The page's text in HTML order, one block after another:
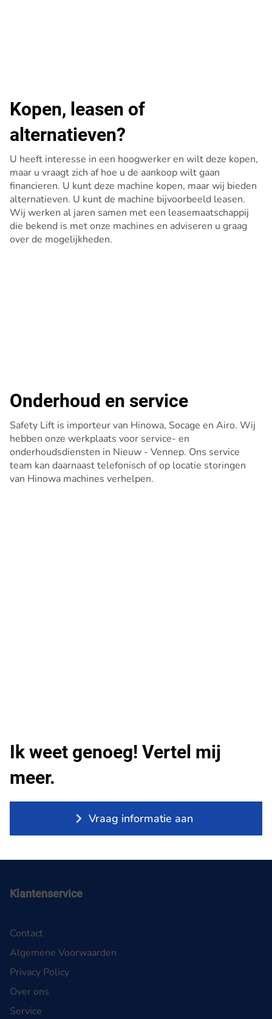
Onderhoud en service
Safety Lift is importeur van Hinowa, Socage en Airo. Wij
hebben onze werkplaats voor service- en
onderhoudsdiensten in Nieuw - Vennep. Ons service
team kan daarnaast telefonisch of op locatie storingen
van Hinowa machines verhelpen.
Kopen, leasen of
alternatieven?
U heeft interesse in een hoogwerker en wilt deze kopen,
maar u vraagt zich af hoe u de aankoop wilt gaan
financieren. U kunt deze machine kopen, maar wij bieden
alternatieven. U kunt de machine bijvoorbeeld leasen.
Wij werken al jaren samen met een leasemaatschappij
die bekend is met onze machines en adviseren u graag
over de mogelijkheden.
Ik weet genoeg! Vertel mij
meer.
Vraag informatie aan
Klantenservice
Contact
Algemene Voorwaarden
Privacy Policy
Over ons
Service